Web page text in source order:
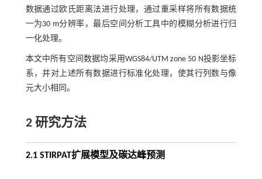
数据通过欧氏距离法进行处理，通过重采样将所有数据统
一为30 m分辨率，最后空间分析工具中的模糊分析进行归
一化处理。
本文中所有空间数据均采用WGS84/UTM zone 50 N投影坐标
系，并对上述所有数据进行标准化处理，使其行列数与像
元大小相同。
2 研究方法
2.1 STIRPAT扩展模型及碳达峰预测